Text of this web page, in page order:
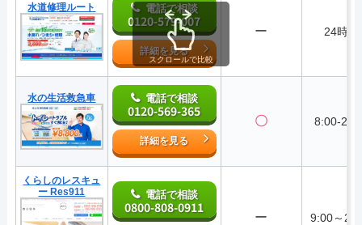
水道修理ルート 電話で相談
0120-579-007
詳細を見る
ー 24時間
水の生活救急車 電話で相談
0120-569-365
詳細を見る
〇 8:00-
くらしのレスキュ
ー Res911
電話で相談
0800-808-0911
ー 9:00～
スクロールで比較